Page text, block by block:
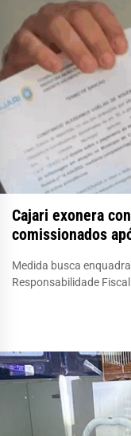
Cajari exonera
comissionados
Medida busca
Responsabilidade Fiscal.